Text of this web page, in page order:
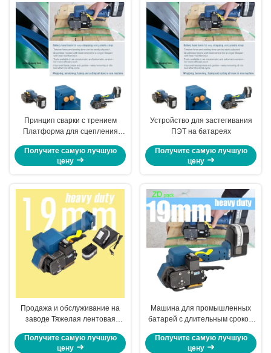
Принцип сварки с трением
Платформа для сцепления
батареей 3 в 1
комбинированная машина для
Получите самую лучшую
цену
Устройство для застегивания
ПЭТ на батареях
Получите самую лучшую
цену
Продажа и обслуживание на
заводе Тяжелая лентовая
зарядной батареей
Получите самую лучшую
цену
Машина для промышленных
батарей с длительным сроком
для 13-19 мм PP PET ленты
Получите самую лучшую
цену